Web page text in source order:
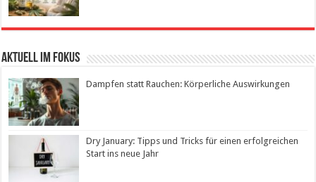
Aktuell im Fokus
Dampfen statt Rauchen: Körperliche Auswirkungen
Dry January: Tipps und Tricks für einen erfolgreichen
Start ins neue Jahr